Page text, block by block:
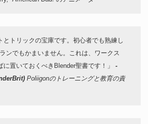
とトリックの宝庫です。初心者でも熟練し
ンでもかまいません。これは、ワークス
に置いておくべきBlender聖書です！」
-
Poliigonのトレーニングと教育の責